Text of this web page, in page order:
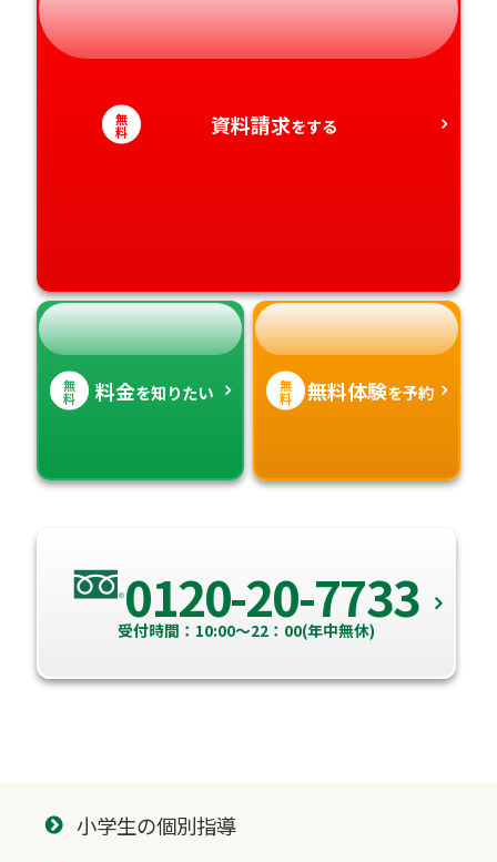
静岡県
和歌山県
徳島県
大分県
無
料 資料請求をする
無
料 料金を知りたい 無
料 無料体験を予約
0120-20-7733
受付時間：10:00～22：00(年中無休)
小学生の個別指導